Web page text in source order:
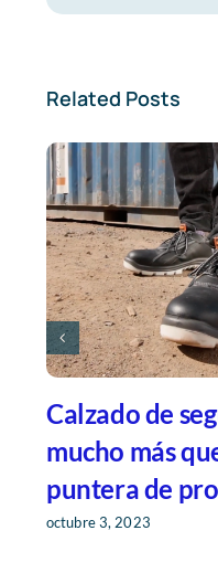
Related Posts
Enfrentando
del frío con
de Abrigo BIL-
mayo 10, 2024